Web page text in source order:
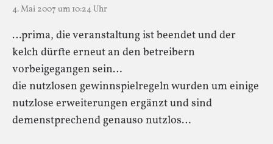
4. Mai 2007 um 10:24 Uhr
…prima, die veranstaltung ist beendet und der
kelch dürfte erneut an den betreibern
vorbeigegangen sein…
die nutzlosen gewinnspielregeln wurden um einige
nutzlose erweiterungen ergänzt und sind
demenstprechend genauso nutzlos…